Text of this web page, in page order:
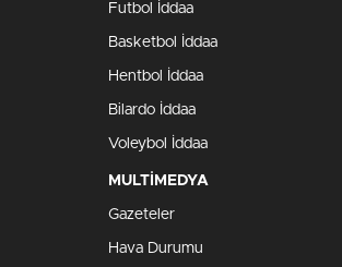
Futbol İddaa
Basketbol İddaa
Hentbol İddaa
Bilardo İddaa
Voleybol İddaa
MULTİMEDYA
Gazeteler
Hava Durumu